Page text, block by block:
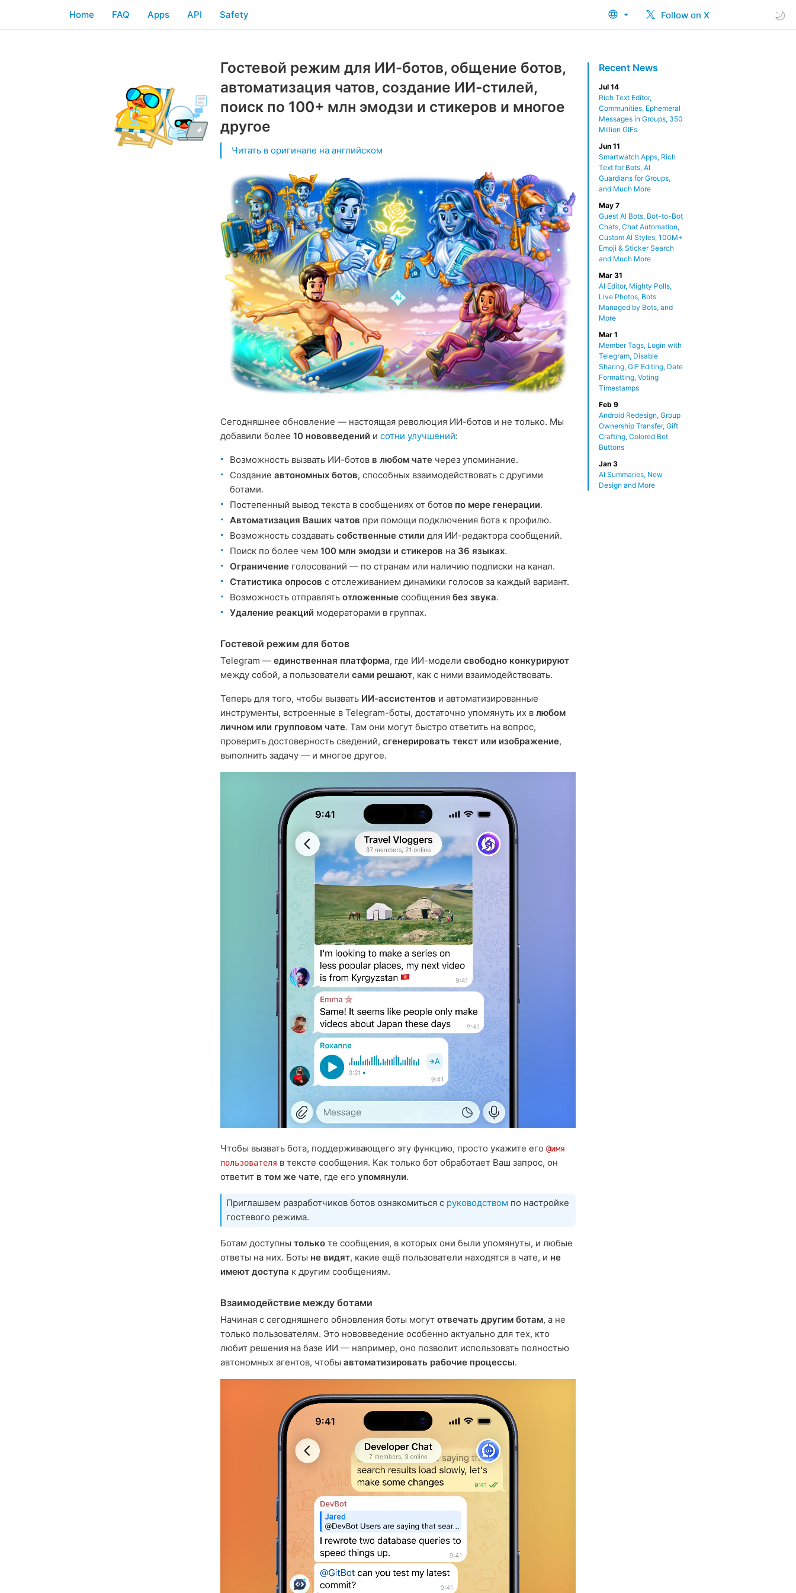
Follow on X
Home FAQ Apps API Safety
Recent News
Jul 14
Rich Text Editor,
Communities, Ephemeral
Messages in Groups, 350
Million GIFs
Jun 11
Smartwatch Apps, Rich
Text for Bots, AI
Guardians for Groups,
and Much More
May 7
Guest AI Bots, Bot-to-Bot
Chats, Chat Automation,
Custom AI Styles, 100M+
Emoji & Sticker Search
and Much More
Mar 31
AI Editor, Mighty Polls,
Live Photos, Bots
Managed by Bots, and
More
Mar 1
Member Tags, Login with
Telegram, Disable
Sharing, GIF Editing, Date
Formatting, Voting
Timestamps
Feb 9
Android Redesign, Group
Ownership Transfer, Gift
Crafting, Colored Bot
Buttons
Jan 3
AI Summaries, New
Design and More
Гостевой режим для ИИ-ботов, общение ботов,
автоматизация чатов, создание ИИ-стилей,
поиск по 100+ млн эмодзи и стикеров и многое
другое
Читать в оригинале на английском
Сегодняшнее обновление — настоящая революция ИИ-ботов и не только. Мы
добавили более 10 нововведений и сотни улучшений:
Возможность вызвать ИИ-ботов в любом чате через упоминание.
Создание автономных ботов, способных взаимодействовать с другими
ботами.
Постепенный вывод текста в сообщениях от ботов по мере генерации.
Автоматизация Ваших чатов при помощи подключения бота к профилю.
Возможность создавать собственные стили для ИИ-редактора сообщений.
Поиск по более чем 100 млн эмодзи и стикеров на 36 языках.
Ограничение голосований — по странам или наличию подписки на канал.
Статистика опросов с отслеживанием динамики голосов за каждый вариант.
Возможность отправлять отложенные сообщения без звука.
Удаление реакций модераторами в группах.
Гостевой режим для ботов
Telegram — единственная платформа, где ИИ-модели свободно конкурируют
между собой, а пользователи сами решают, как с ними взаимодействовать.
Теперь для того, чтобы вызвать ИИ-ассистентов и автоматизированные
инструменты, встроенные в Telegram-боты, достаточно упомянуть их в любом
личном или групповом чате. Там они могут быстро ответить на вопрос,
проверить достоверность сведений, сгенерировать текст или изображение,
выполнить задачу — и многое другое.
Чтобы вызвать бота, поддерживающего эту функцию, просто укажите его @имя
пользователя в тексте сообщения. Как только бот обработает Ваш запрос, он
ответит в том же чате, где его упомянули.
Приглашаем разработчиков ботов ознакомиться с руководством по настройке
гостевого режима.
Ботам доступны только те сообщения, в которых они были упомянуты, и любые
ответы на них. Боты не видят, какие ещё пользователи находятся в чате, и не
имеют доступа к другим сообщениям.
Взаимодействие между ботами
Начиная с сегодняшнего обновления боты могут отвечать другим ботам, а не
только пользователям. Это нововведение особенно актуально для тех, кто
любит решения на базе ИИ — например, оно позволит использовать полностью
автономных агентов, чтобы автоматизировать рабочие процессы.